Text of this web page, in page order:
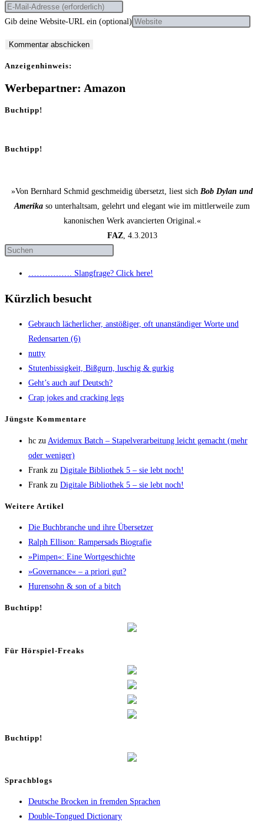
Gib deine Website-URL ein (optional)
Anzei­gen­hin­weis:
Werbepartner: Amazon
Buchtipp!
Buchtipp!
»Von Bernhard Schmid geschmeidig übersetzt, liest sich Bob Dylan und
Amerika so unterhaltsam, gelehrt und elegant wie im mittlerweile zum
kanonischen Werk avancierten Original.«
FAZ, 4.3.2013
……………. Slang­fra­ge? Click here!
Kürzlich besucht
Gebrauch lächer­li­cher, anstö­ßi­ger, oft unan­stän­di­ger Wor­te und
Redens­ar­ten (6)
nut­ty
Stu­ten­bis­sig­keit, Biß­gurn, luschig & gurkig
Geht’s auch auf Deutsch?
Crap jokes and crack­ing legs
Jüngs­te Kommentare
hc zu Avi­de­mux Batch – Sta­pel­ver­ar­bei­tung leicht gemacht (mehr
oder weniger)
Frank zu Digi­ta­le Biblio­thek 5 – sie lebt noch!
Frank zu Digi­ta­le Biblio­thek 5 – sie lebt noch!
Wei­te­re Artikel
Die Buch­bran­che und ihre Übersetzer
Ralph Elli­son: Ram­pers­ads Biografie
»Pim­pen«: Eine Wortgeschichte
»Gover­nan­ce« – a prio­ri gut?
Huren­sohn & son of a bitch
Buch­tipp!
Für Hör­spiel-Freaks
Buch­tipp!
Sprachblogs
Deutsche Brocken in fremden Sprachen
Double-Tongued Dictionary